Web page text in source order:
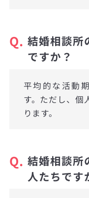
Q. 結婚相談所
ですか？
平均的な活動
す。ただし、個
ります。
Q. 結婚相談所
人たちです